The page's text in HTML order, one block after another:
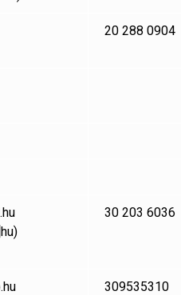
20 288 0904
30 203 6036
309535310